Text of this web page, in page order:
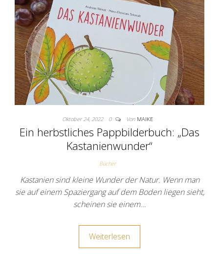
Oktober 24, 2022 0 Von MAIKE
Ein herbstliches Pappbilderbuch: „Das
Kastanienwunder“
Bücher
Kastanien sind kleine Wunder der Natur. Wenn man
sie auf einem Spaziergang auf dem Boden liegen sieht,
scheinen sie einem…
Weiterlesen